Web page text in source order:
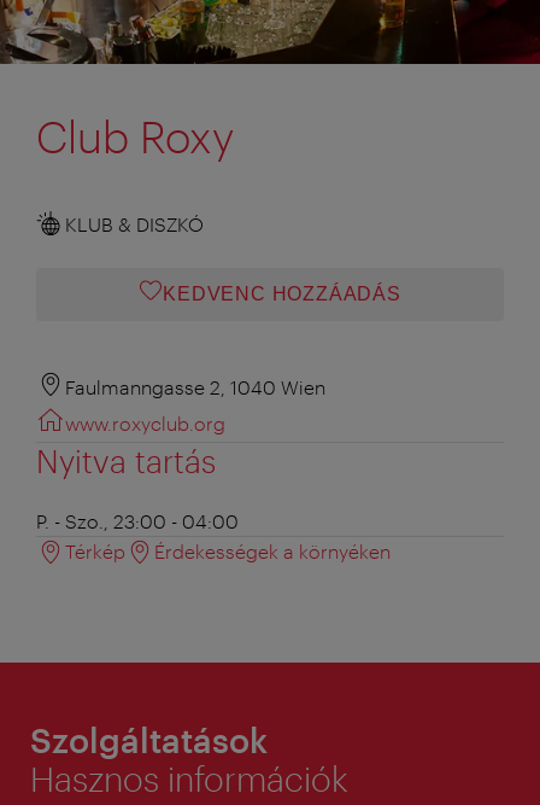
Club Roxy
KLUB & DISZKÓ
KEDVENC HOZZÁADÁS
Faulmanngasse 2, 1040 Wien
www.roxyclub.org
Nyitva tartás
P. - Szo., 23:00 - 04:00
Térkép
Érdekességek a környéken
Szolgáltatások
Hasznos információk